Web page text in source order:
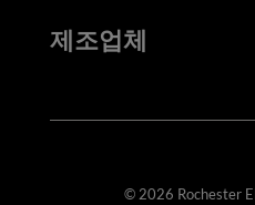
제조업체
© 2026 Rochester